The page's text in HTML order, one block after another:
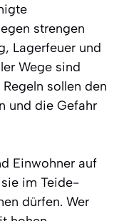
strengen
Lagerfeuer und
Wege sind
sollen den
und die Gefahr
Einwohner auf
im Teide-
dürfen. Wer